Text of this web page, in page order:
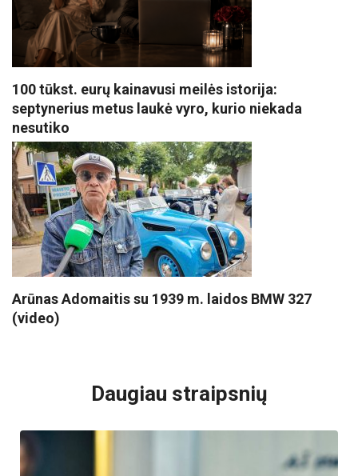
100 tūkst. eurų kainavusi meilės istorija:
septynerius metus laukė vyro, kurio niekada
nesutiko
Arūnas Adomaitis su 1939 m. laidos BMW 327
(video)
Daugiau straipsnių